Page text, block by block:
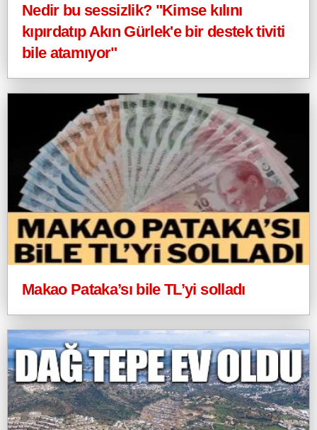
Nedir bu sessizlik? "Kimse kılını
kıpırdatıp Akın Gürlek'e bir destek tiviti
bile atamıyor"
Makao Pataka’sı bile TL’yi solladı